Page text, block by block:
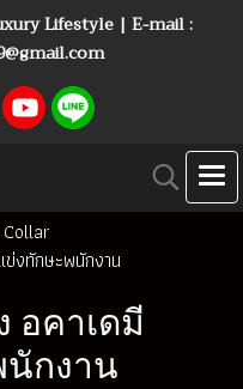
Lifestyle | E-mail :
ข่งทักษะพนักงาน
อคาเดมี
กงาน